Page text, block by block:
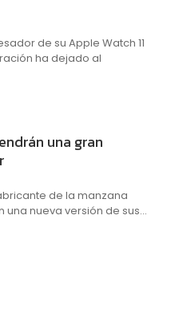
de su Apple Watch 11
ha dejado al
una gran
de la manzana
nueva versión de sus...